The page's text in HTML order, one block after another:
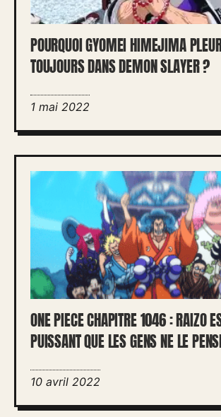
POURQUOI GYOMEI HIMEJIMA
TOUJOURS DANS DEMON SLAYER ?
1 mai 2022
ONE PIECE CHAPITRE 1046 : RAIZO
PUISSANT QUE LES GENS NE LE
10 avril 2022